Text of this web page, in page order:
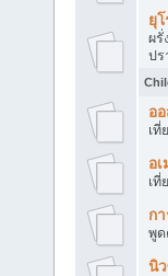
ยุ
ผรั่
ปร
อ
เที่
อ
เที่
ก
พูด
นิ